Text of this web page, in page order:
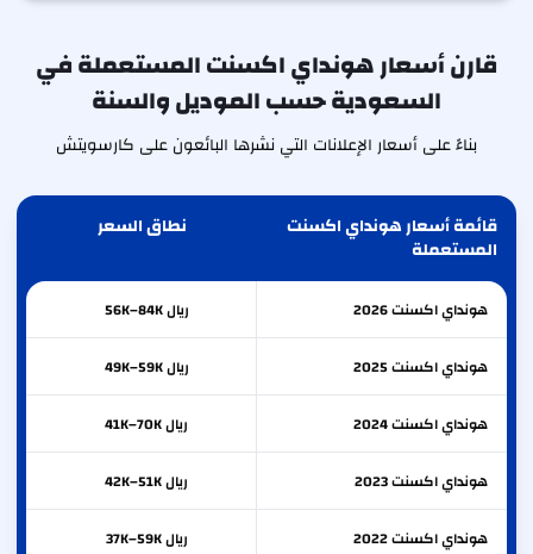
قارن أسعار هونداي اكسنت المستعملة في
السعودية حسب الموديل والسنة
بناءً على أسعار الإعلانات التي نشرها البائعون على كارسويتش
قائمة أسعار هونداي اكسنت
المستعملة
نطاق السعر
هونداياكسنت2026 ريال 56K–84K
هونداياكسنت2025 ريال 49K–59K
هونداياكسنت2024 ريال 41K–70K
هونداياكسنت2023 ريال 42K–51K
هونداياكسنت2022 ريال 37K–59K